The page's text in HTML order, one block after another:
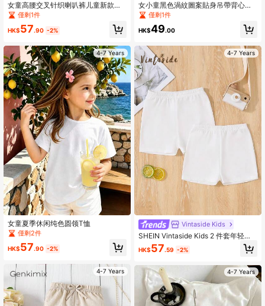
女童高腰交叉针织喇叭裤儿童新款秋
季瑜伽打底裤喇叭长裤户外运动裤
僅剩1件
HK$57.90 -2%
4-7 Years
女童夏季休闲纯色圆领T恤
僅剩2件
HK$57.90 -2%
4-7 Years
女小童黑色渦紋圖案貼身吊帶背心上
衣帶細肩帶
僅剩1件
HK$49.00
4-7 Years
Vintaside Kids
SHEIN Vintaside Kids 2 件套年轻女
孩可爱、舒适、多色打底裤、适合春
夏休闲装、运动休闲、简约舒适白色
HK$57.59 -2%
4-7 Years